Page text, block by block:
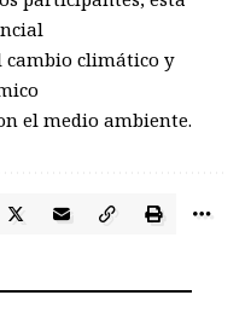
cambio climático y
el medio ambiente.